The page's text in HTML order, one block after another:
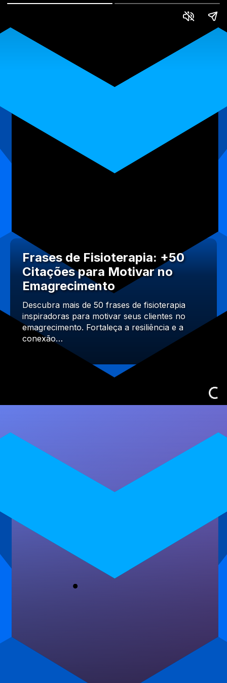
Frases de Fisioterapia: +50
Citações para Motivar no
Emagrecimento
Descubra mais de 50 frases de fisioterapia
inspiradoras para motivar seus clientes no
emagrecimento. Fortaleça a resiliência e a
conexão…